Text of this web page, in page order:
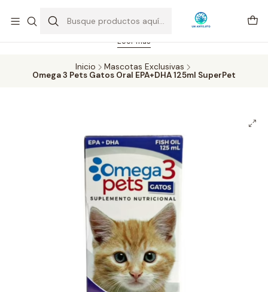
Feriado 21-05-2026 atención hasta las 14 hrs. Envío GRATIS mismo
día solo área Metropolitana Santiago por compras desde CLP 39.900.
Pedidos hasta 16 hrs., sábados y domingos hasta 14 hrs.
Leer más
Inicio
Mascotas Exclusivas
Omega 3 Pets Gatos Oral EPA+DHA 125ml SuperPet